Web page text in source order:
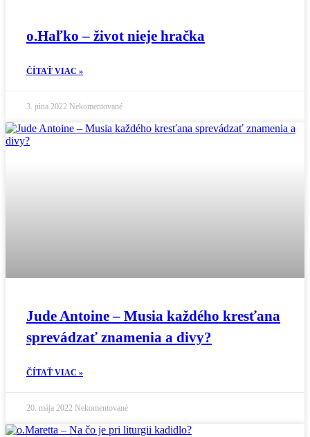
o.Haľko – život nieje hračka
ČÍTAŤ VIAC »
3. júna 2022 Nekomentované
Jude Antoine – Musia každého kresťana
sprevádzať znamenia a divy?
ČÍTAŤ VIAC »
20. mája 2022 Nekomentované